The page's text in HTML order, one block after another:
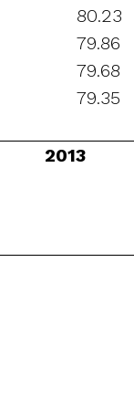
80.23
79.86
79.68
79.35
2013